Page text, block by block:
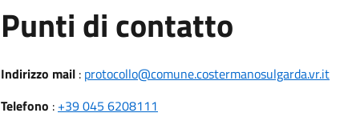
Punti di contatto
Indirizzo mail: protocollo@comune.costermanosulgarda.vr.it
Telefono : +39 045 6208111